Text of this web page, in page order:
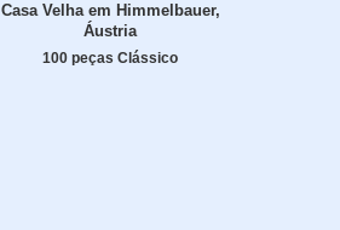
Casa Velha em Himmelbauer,
Áustria
100 peças Clássico